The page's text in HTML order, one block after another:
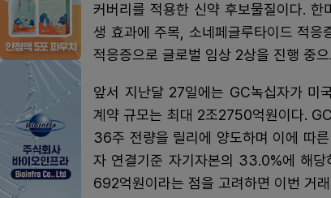
커버리를 적용한 신약 후보물질이다.
생 효과에 주목, 소네페글루타이드 적응
적응증으로 글로벌 임상 2상을 진행 중
앞서 지난달 27일에는 GC녹십자가 미
계약 규모는 최대 2조2750억원이다.
36주 전량을 릴리에 양도하며 이에 따
자 연결기준 자기자본의 33.0%에 해당
692억원이라는 점을 고려하면 이번 거